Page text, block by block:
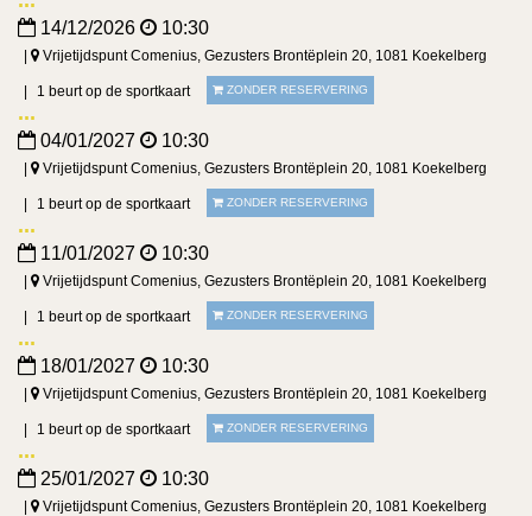
14/12/2026 10:30
Vrijetijdspunt Comenius, Gezusters Brontëplein 20, 1081 Koekelberg
1 beurt op de sportkaart ZONDER RESERVERING
04/01/2027 10:30
Vrijetijdspunt Comenius, Gezusters Brontëplein 20, 1081 Koekelberg
1 beurt op de sportkaart ZONDER RESERVERING
11/01/2027 10:30
Vrijetijdspunt Comenius, Gezusters Brontëplein 20, 1081 Koekelberg
1 beurt op de sportkaart ZONDER RESERVERING
18/01/2027 10:30
Vrijetijdspunt Comenius, Gezusters Brontëplein 20, 1081 Koekelberg
1 beurt op de sportkaart ZONDER RESERVERING
25/01/2027 10:30
Vrijetijdspunt Comenius, Gezusters Brontëplein 20, 1081 Koekelberg